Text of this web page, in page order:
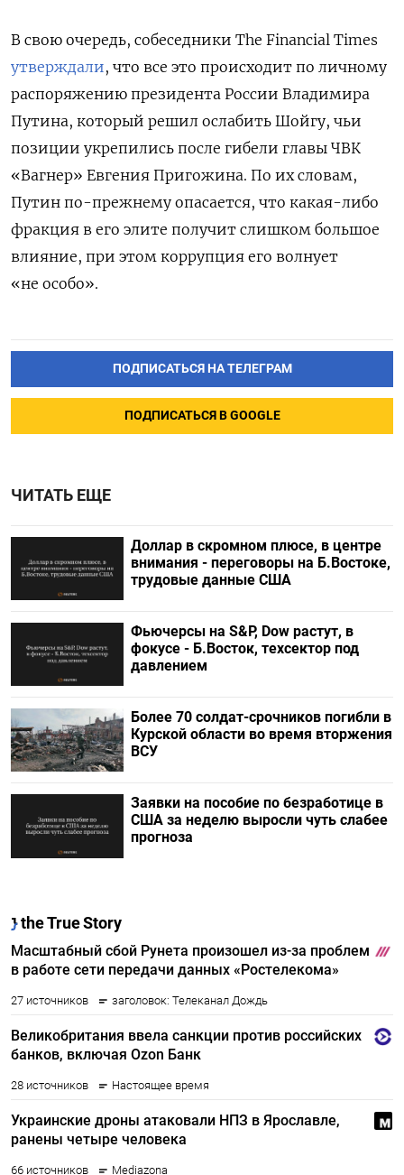
В свою очередь, собеседники The Financial Times
утверждали, что все это происходит по личному
распоряжению президента России Владимира
Путина, который решил ослабить Шойгу, чьи
позиции укрепились после гибели главы ЧВК
«Вагнер» Евгения Пригожина. По их словам,
Путин по-прежнему опасается, что какая-либо
фракция в его элите получит слишком большое
влияние, при этом коррупция его волнует
«не особо».
ПОДПИСАТЬСЯ НА ТЕЛЕГРАМ
ПОДПИСАТЬСЯ В GOOGLE
ЧИТАТЬ ЕЩЕ
Доллар в скромном плюсе, в центре
внимания - переговоры на Б.Востоке,
трудовые данные США
Фьючерсы на S&P, Dow растут, в
фокусе - Б.Восток, техсектор под
давлением
Более 70 солдат-срочников погибли в
Курской области во время вторжения
ВСУ
Заявки на пособие по безработице в
США за неделю выросли чуть слабее
прогноза